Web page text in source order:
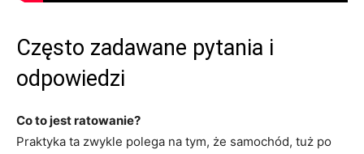
Często zadawane pytania i
odpowiedzi
Co to jest ratowanie?
Praktyka ta zwykle polega na tym, że samochód, tuż po